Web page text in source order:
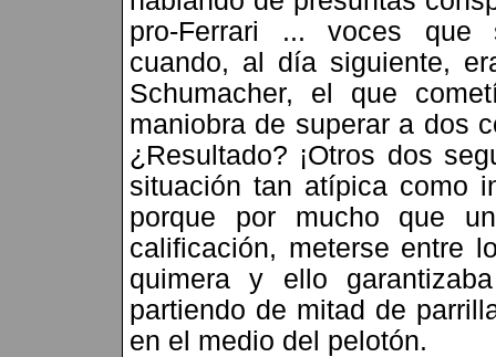
pro-Ferrari ... voces que
cuando, al día siguiente,
Schumacher, el que
maniobra de superar a dos
¿Resultado? ¡Otros dos
situación tan atípica como
porque por mucho que
calificación, meterse entre
quimera y ello
partiendo de mitad de
en el medio del pelotón.